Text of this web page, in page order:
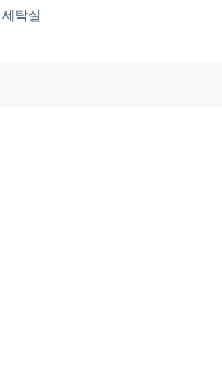
세탁실